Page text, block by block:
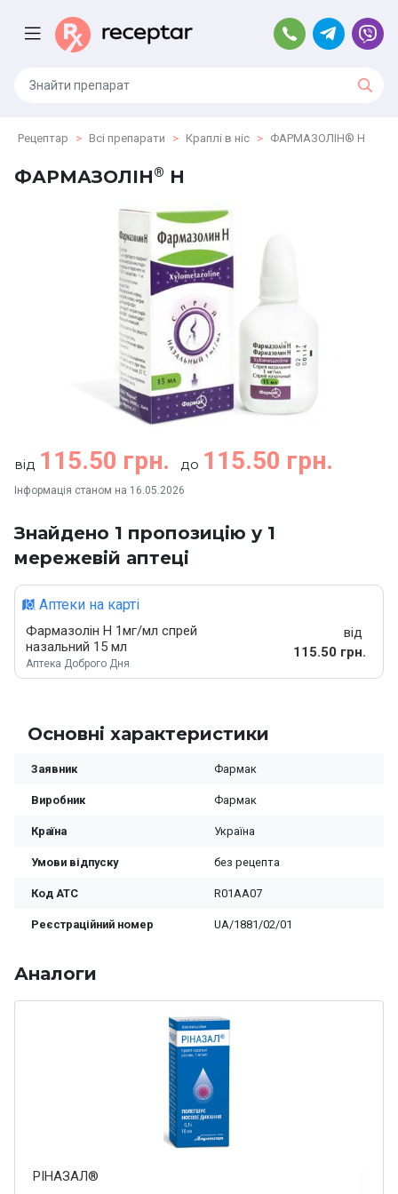
Рецептар Всі препарати Краплі в ніс ФАРМАЗОЛІН® Н
ФАРМАЗОЛІН® Н
від 115.50 грн. до 115.50 грн.
Інформація станом на 16.05.2026
Знайдено 1 пропозицію у 1
мережевій аптеці
Аптеки на карті
Фармазолін Н 1мг/мл спрей
назальний 15 мл
Аптека Доброго Дня
від
115.50 грн.
Основні характеристики
Заявник Фармак
Виробник Фармак
Країна Україна
Умови відпуску без рецепта
Код ATC R01AA07
Реєстраційний номер UA/1881/02/01
Аналоги
РІНАЗАЛ®